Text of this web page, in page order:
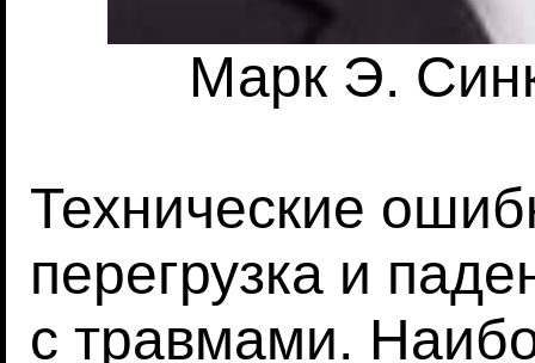
Марк Э.
Технические
перегрузка и
с травмами.